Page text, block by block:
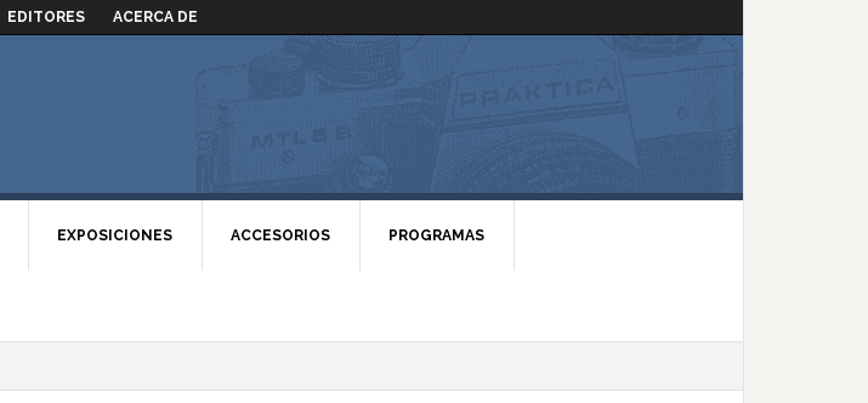
EDITORES ACERCA DE
EXPOSICIONES ACCESORIOS PROGRAMAS